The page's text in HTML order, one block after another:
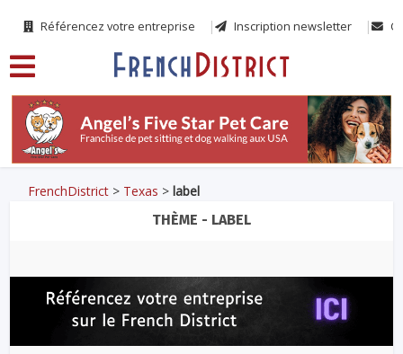
Référencez votre entreprise Inscription newsletter
FrenchDistrict > Texas >label
THÈME - LABEL